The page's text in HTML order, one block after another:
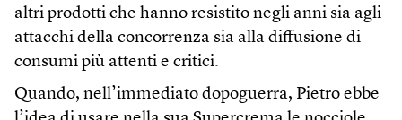
altri prodotti che hanno resistito negli anni sia agli
attacchi della concorrenza sia alla diffusione di
consumi più attenti e critici.
Quando, nell’immediato dopoguerra, Pietro ebbe